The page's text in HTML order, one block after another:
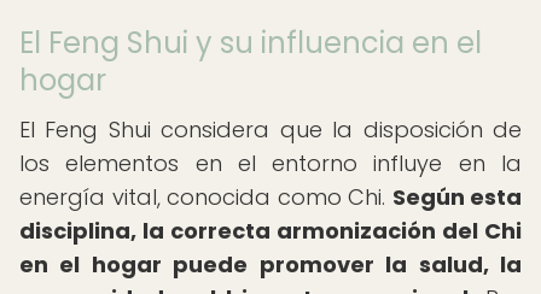
El Feng Shui y su influencia en el
hogar
El Feng Shui considera que la disposición de
los elementos en el entorno influye en la
energía vital, conocida como Chi. Según esta
disciplina, la correcta armonización del Chi
en el hogar puede promover la salud, la